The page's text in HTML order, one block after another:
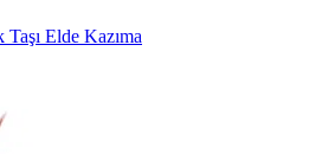
Elde Kazıma